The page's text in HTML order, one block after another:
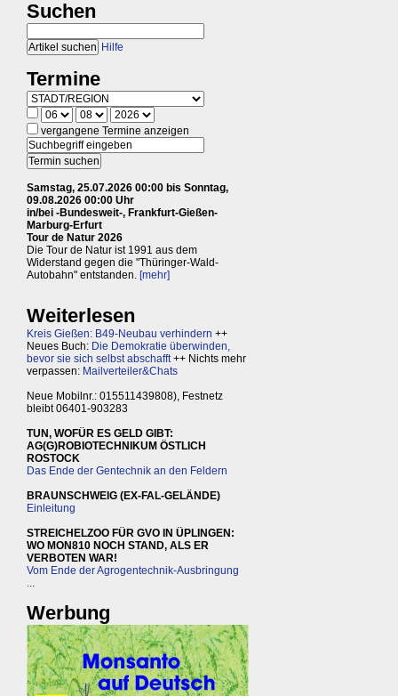
Suchen
Hilfe
Termine
vergangene Termine anzeigen
Samstag, 25.07.2026 00:00 bis Sonntag,
09.08.2026 00:00 Uhr
in/bei -Bundesweit-, Frankfurt-Gießen-
Marburg-Erfurt
Tour de Natur 2026
Die Tour de Natur ist 1991 aus dem
Widerstand gegen die "Thüringer-Wald-
Autobahn" entstanden. [mehr]
Weiterlesen
Kreis Gießen: B49-Neubau verhindern ++
Neues Buch: Die Demokratie überwinden,
bevor sie sich selbst abschafft++ Nichts mehr
verpassen: Mailverteiler&Chats
Neue Mobilnr.: 015511439808), Festnetz
bleibt 06401-903283
TUN, WOFÜR ES GELD GIBT:
AG(G)ROBIOTECHNIKUM ÖSTLICH
ROSTOCK
Das Ende der Gentechnik an den Feldern
BRAUNSCHWEIG (EX-FAL-GELÄNDE)
Einleitung
STREICHELZOO FÜR GVO IN ÜPLINGEN:
WO MON810 NOCH STAND, ALS ER
VERBOTEN WAR!
Vom Ende der Agrogentechnik-Ausbringung
...
Werbung